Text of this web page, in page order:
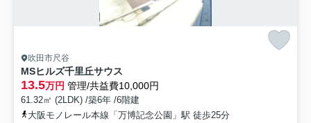
吹田市尺谷
MSヒルズ千里丘サウス
13.5万円 管理/共益費10,000円
61.32㎡ (2LDK) /築6年 /6階建
大阪モノレール本線「万博記念公園」駅 徒歩25分